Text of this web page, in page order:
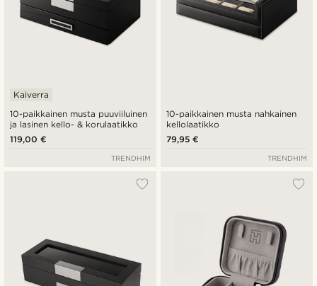
10-paikkainen musta puuviiluinen
ja lasinen kello- & korulaatikko
Kaiverra
119,00 €
TRENDHIM
10-paikkainen musta nahkainen
kellolaatikko
79,95 €
TRENDHIM